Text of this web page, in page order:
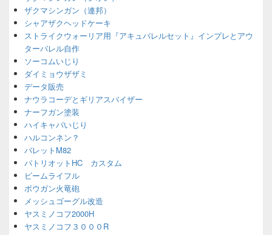
ザクマシンガン（連邦）
シャアザクヘッドケーキ
ストライクウォーリア用『アキュバレルセット』インプレとアウ
ターバレル自作
ソーコムいじり
ダイミョウザザミ
データ販売
ナウラコーデとギリアスバイザー
ナーフガン塗装
ハイキャパいじり
ハルコンネン？
バレットM82
パトリオットHC カスタム
ビームライフル
ボウガン火竜砲
メッシュゴーグル改造
ヤスミノコフ2000H
ヤスミノコフ３０００R